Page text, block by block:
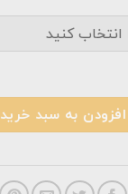
افزودن به سبد خرید